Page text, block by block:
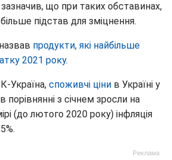
що при таких обставинах,
підстав для зміцнення.
продукти, які найбільше
2021 року.
Україна, споживчі ціни в Україні у
з січнем зросли на
(до лютого 2020 року) інфляція